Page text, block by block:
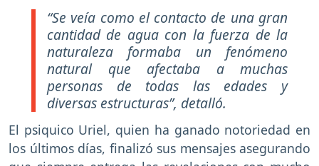
“Se veía como el contacto de una gran
cantidad de agua con la fuerza de la
naturaleza formaba un fenómeno
natural que afectaba a muchas
personas de todas las edades y
diversas estructuras”, detalló.
El psiquico Uriel, quien ha ganado notoriedad en
los últimos días, finalizó sus mensajes asegurando